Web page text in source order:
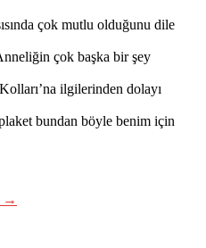
çok mutlu olduğunu dile
çok başka bir şey
ilgilerinden dolayı
bundan böyle benim için
→